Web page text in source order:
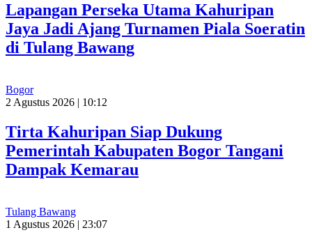
Lapangan Perseka Utama Kahuripan
Jaya Jadi Ajang Turnamen Piala Soeratin
di Tulang Bawang
Bogor
2 Agustus 2026 | 10:12
Tirta Kahuripan Siap Dukung
Pemerintah Kabupaten Bogor Tangani
Dampak Kemarau
Tulang Bawang
1 Agustus 2026 | 23:07